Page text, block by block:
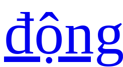
động